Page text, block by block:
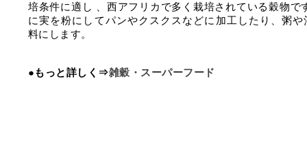
培条件に適し 、西アフリカで多く栽培されている穀物で
に実を粉にしてパンやクスクスなどに加工したり、粥や
料にします。
●もっと詳しく⇒雑穀・スーパーフード